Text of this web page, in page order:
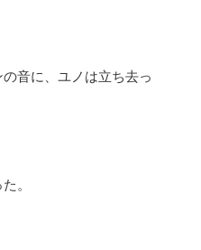
音に、ユノは立ち去っ
。